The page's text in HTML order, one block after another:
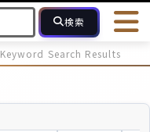
検索
ログイン
最近投稿され
Keyword Search Results